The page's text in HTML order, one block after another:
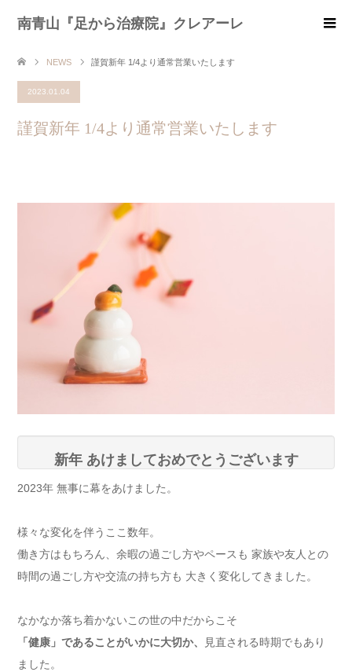
南青山『足から治療院』クレアーレ
NEWS 謹賀新年 1/4より通常営業いたします
2023.01.04
謹賀新年 1/4より通常営業いたします
新年 あけましておめでとうございます
2023年 無事に幕をあけました。
様々な変化を伴うここ数年。
働き方はもちろん、余暇の過ごし方やペースも 家族や友人との
時間の過ごし方や交流の持ち方も 大きく変化してきました。
なかなか落ち着かないこの世の中だからこそ
「健康」であることがいかに大切か、
見直される時期でもあり
ました。